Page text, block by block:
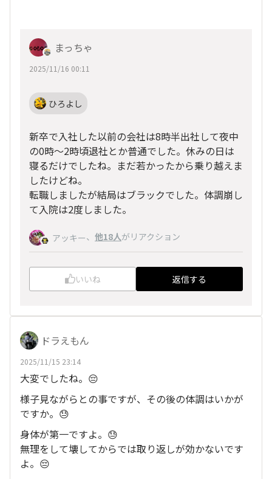
まっちゃ
2025/11/16 00:11
ひろよし
新卒で入社した以前の会社は8時半出社して夜中
の0時〜2時頃退社とか普通でした。休みの日は
寝るだけでしたね。まだ若かったから乗り越えま
したけどね。
転職しましたが結局はブラックでした。体調崩し
て入院は2度しました。
アッキー、 他18人がリアクション
いいね 返信する
ドラえもん
2025/11/15 23:14
大変でしたね。😔
様子見ながらとの事ですが、その後の体調はいかが
ですか。😓
身体が第一ですよ。😓
無理をして壊してからでは取り返しが効かないです
よ。😔